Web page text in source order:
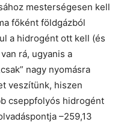
mesterségesen kell
főként földgázból
a hidrogént ott kell (és
rá, ugyanis a
nagy nyomásra
veszítünk, hiszen
cseppfolyós hidrogént
–259,13